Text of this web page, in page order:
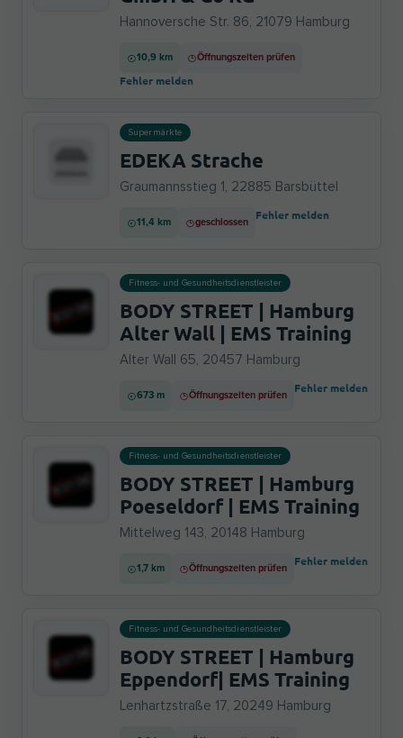
Hannoversche Str. 86, 21079 Hamburg
10,9 km Öffnungszeiten prüfen
Fehler melden
Supermärkte
EDEKA Strache
Graumannsstieg 1, 22885 Barsbüttel
11,4 km geschlossen
Fehler melden
Fitness- und Gesundheitsdienstleister
BODY STREET | Hamburg
Alter Wall | EMS Training
Alter Wall 65, 20457 Hamburg
673 m Öffnungszeiten prüfen
Fehler melden
Fitness- und Gesundheitsdienstleister
BODY STREET | Hamburg
Poeseldorf | EMS Training
Mittelweg 143, 20148 Hamburg
1,7 km Öffnungszeiten prüfen
Fehler melden
Fitness- und Gesundheitsdienstleister
BODY STREET | Hamburg
Eppendorf| EMS Training
Lenhartzstraße 17, 20249 Hamburg